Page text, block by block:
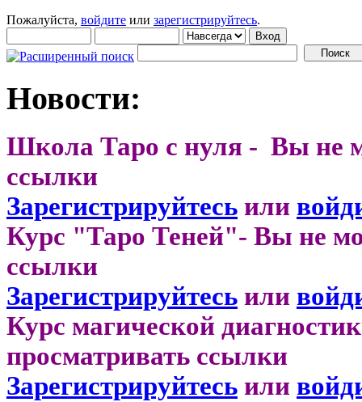
Пожалуйста, войдите или зарегистрируйтесь.
Новости:
Школа Таро с нуля - Вы не
ссылки
Зарегистрируйтесь или
Курс "Таро Теней"- Вы не
ссылки
Зарегистрируйтесь или
Курс магической
просматривать ссылки
Зарегистрируйтесь или